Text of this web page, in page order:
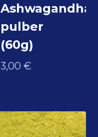
Ashwagandha
pulber
(60g)
3,00 €